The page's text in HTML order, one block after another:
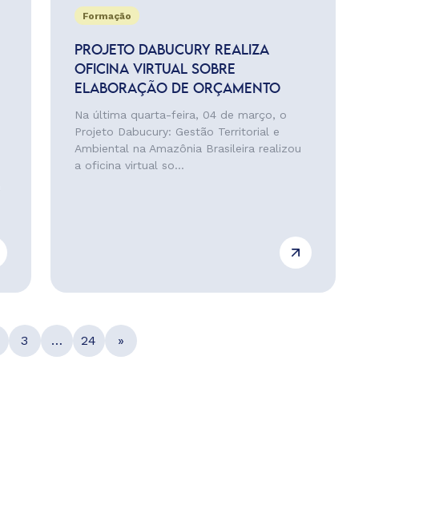
Formação
PROJETO DABUCURY REALIZA
OFICINA VIRTUAL SOBRE
ELABORAÇÃO DE ORÇAMENTO
Na última quarta-feira, 04 de março, o
Projeto Dabucury: Gestão Territorial e
Ambiental na Amazônia Brasileira realizou
a oficina virtual so...
3 … 24 »